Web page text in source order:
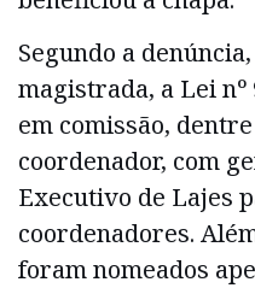
Segundo a
magistrada, a Lei
em comissão,
coordenador, com
Executivo de Lajes
coordenadores.
foram nomeados